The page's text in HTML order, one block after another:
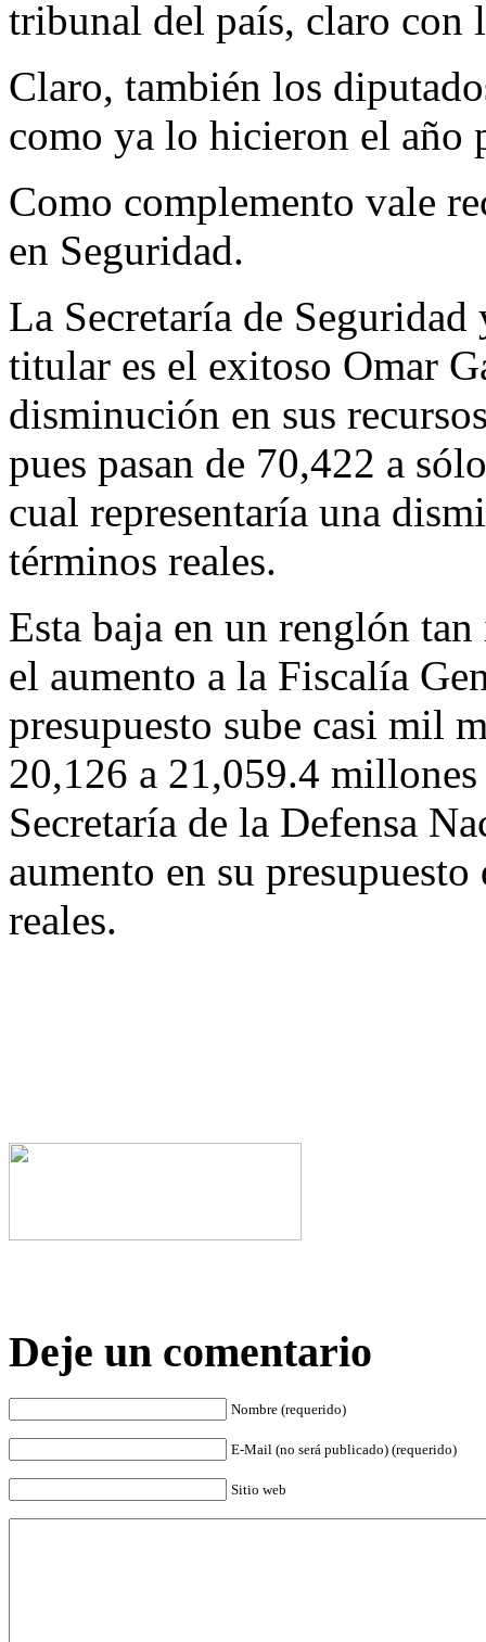
tribunal del país, claro con
Claro, también los
como ya lo hicieron el año
Como complemento vale
en Seguridad.
La Secretaría de
titular es el exitoso Omar
disminución en sus
pues pasan de 70,422 a
cual representaría una
términos reales.
Esta baja en un renglón
el aumento a la Fiscalía
presupuesto sube casi mil
20,126 a 21,059.4
Secretaría de la Defensa
aumento en su
reales.
Deje un comentario
Nombre (requerido)
E-Mail (no será publicado) (requerido)
Sitio web